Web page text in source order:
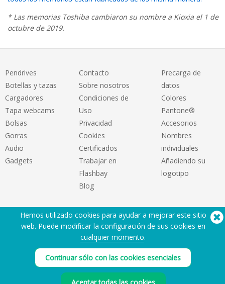
* Las memorias Toshiba cambiaron su nombre a Kioxia el 1 de
octubre de 2019.
Pendrives
Botellas y tazas
Cargadores
Tapa webcams
Bolsas
Gorras
Audio
Gadgets
Contacto
Sobre nosotros
Condiciones de
Uso
Privacidad
Cookies
Certificados
Trabajar en
Flashbay
Blog
Precarga de
datos
Colores
Pantone®
Accesorios
Nombres
individuales
Añadiendo su
logotipo
¿Necesita ayuda? Tlf:(650) 938-3500 (US)
Copyright © 2026 Flashbay
Hemos utilizado cookies para ayudar a mejorar este sitio
web. Puede modificar la configuración de sus cookies en
cualquier momento.
Continuar sólo con las cookies esenciales